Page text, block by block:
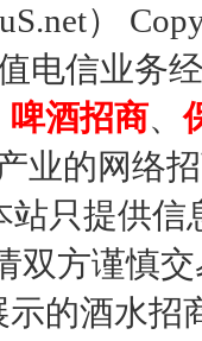
）
电信业务
啤酒招商、
业的网络
站只提供
双方谨慎
的酒水